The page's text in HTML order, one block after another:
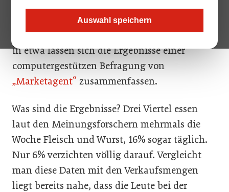
Auswahl speichern
Fleisch. Aber beim Fleischkonsum drückt das
schlechte Gewissen zunehmend den Gusto. So
in etwa lassen sich die Ergebnisse einer
computergestützen Befragung von
„Marketagent“ zusammenfassen.
Was sind die Ergebnisse? Drei Viertel essen
laut den Meinungsforschern mehrmals die
Woche Fleisch und Wurst, 16% sogar täglich.
Nur 6% verzichten völlig darauf. Vergleicht
man diese Daten mit den Verkaufsmengen
liegt bereits nahe, dass die Leute bei der